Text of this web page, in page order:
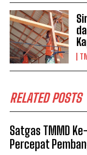
RELATED POSTS
Satgas TMMD
Percepat